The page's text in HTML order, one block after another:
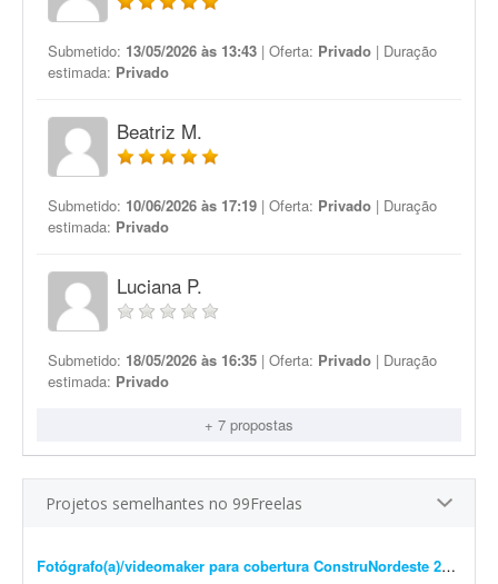
Submetido: 13/05/2026 às 13:43 | Oferta: Privado | Duração
estimada: Privado
Beatriz M.
Submetido: 10/06/2026 às 17:19 | Oferta: Privado | Duração
estimada: Privado
Luciana P.
Submetido: 18/05/2026 às 16:35 | Oferta: Privado | Duração
estimada: Privado
+ 7 propostas
Projetos semelhantes no 99Freelas
Fotógrafo(a)/videomaker para cobertura ConstruNordeste 2026 em Salvador